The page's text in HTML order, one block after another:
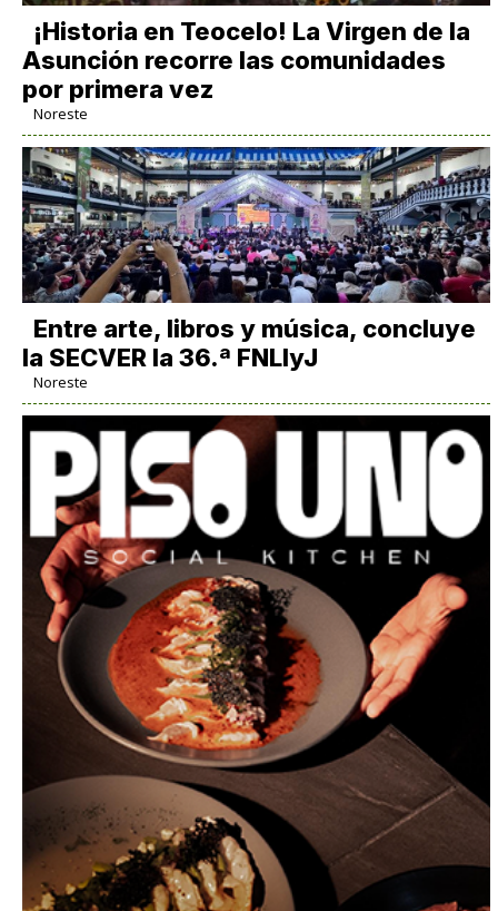
​¡Historia en Teocelo! La Virgen de la
Asunción recorre las comunidades
por primera vez
Noreste
Entre arte, libros y música, concluye
la SECVER la 36.ª FNLIyJ
Noreste